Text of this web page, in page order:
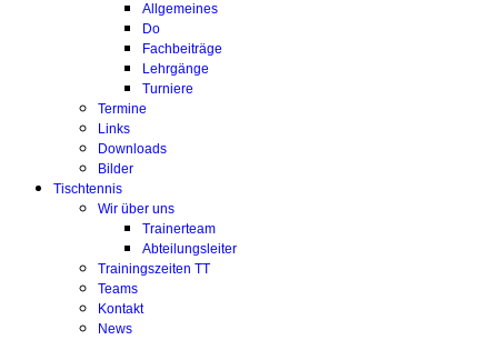
Allgemeines
Do
Fachbeiträge
Lehrgänge
Turniere
Termine
Links
Downloads
Bilder
Tischtennis
Wir über uns
Trainerteam
Abteilungsleiter
Trainingszeiten TT
Teams
Kontakt
News